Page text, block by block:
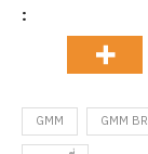
:
GMM GMM